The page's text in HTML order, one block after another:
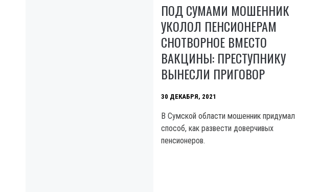
ПОД СУМАМИ МОШЕННИК
УКОЛОЛ ПЕНСИОНЕРАМ
СНОТВОРНОЕ ВМЕСТО
ВАКЦИНЫ: ПРЕСТУПНИКУ
ВЫНЕСЛИ ПРИГОВОР
30 ДЕКАБРЯ, 2021
В Сумской области мошенник придумал
способ, как развести доверчивых
пенсионеров.